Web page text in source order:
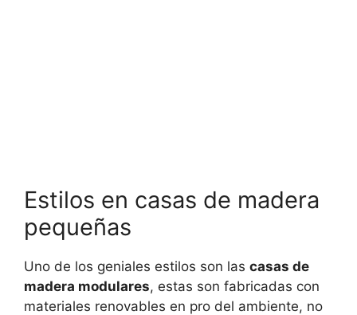
Estilos en casas de madera
pequeñas
Uno de los geniales estilos son las casas de
madera modulares, estas son fabricadas con
materiales renovables en pro del ambiente, no